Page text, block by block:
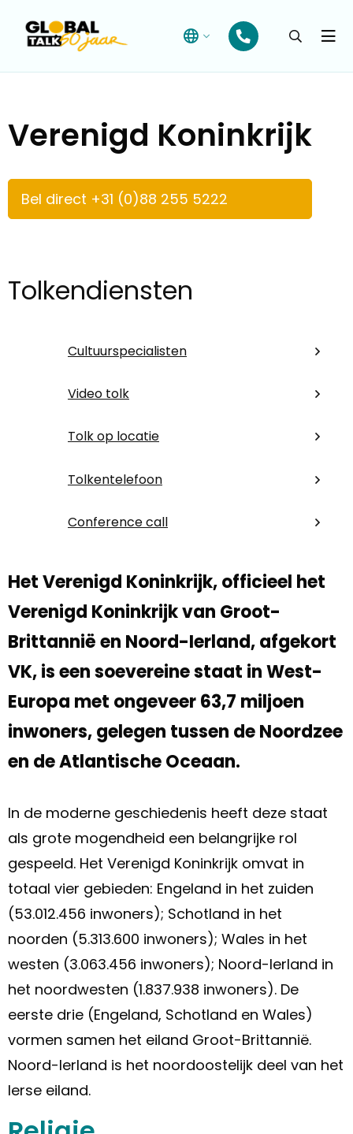
Open
Verenigd Koninkrijk
Bel direct +31 (0)88 255 5222
Tolkendiensten
Cultuurspecialisten
Video tolk
Tolk op locatie
Tolkentelefoon
Conference call
Het Verenigd Koninkrijk, officieel het
Verenigd Koninkrijk van Groot-
Brittannië en Noord-Ierland, afgekort
VK, is een soevereine staat in West-
Europa met ongeveer 63,7 miljoen
inwoners, gelegen tussen de Noordzee
en de Atlantische Oceaan.
In de moderne geschiedenis heeft deze staat
als grote mogendheid een belangrijke rol
gespeeld. Het Verenigd Koninkrijk omvat in
totaal vier gebieden: Engeland in het zuiden
(53.012.456 inwoners); Schotland in het
noorden (5.313.600 inwoners); Wales in het
westen (3.063.456 inwoners); Noord-Ierland in
het noordwesten (1.837.938 inwoners). De
eerste drie (Engeland, Schotland en Wales)
vormen samen het eiland Groot-Brittannië.
Noord-Ierland is het noordoostelijk deel van het
Ierse eiland.